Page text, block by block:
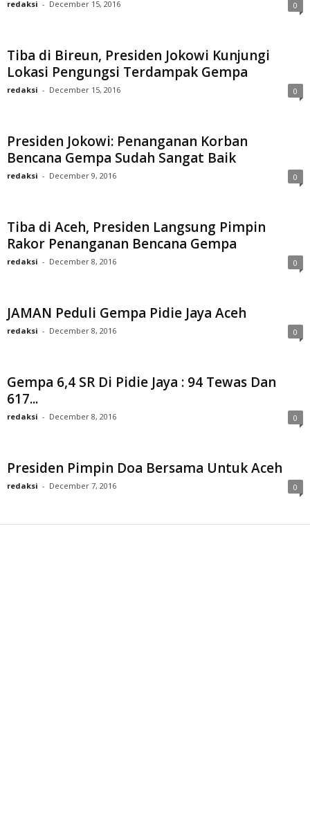
redaksi - December 15, 2016 0
Tiba di Bireun, Presiden Jokowi Kunjungi
Lokasi Pengungsi Terdampak Gempa
redaksi - December 15, 2016 0
Presiden Jokowi: Penanganan Korban
Bencana Gempa Sudah Sangat Baik
redaksi - December 9, 2016 0
Tiba di Aceh, Presiden Langsung Pimpin
Rakor Penanganan Bencana Gempa
redaksi - December 8, 2016 0
JAMAN Peduli Gempa Pidie Jaya Aceh
redaksi - December 8, 2016 0
Gempa 6,4 SR Di Pidie Jaya : 94 Tewas Dan
617...
redaksi - December 8, 2016 0
Presiden Pimpin Doa Bersama Untuk Aceh
redaksi - December 7, 2016 0